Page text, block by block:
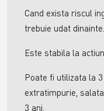
Cand exista riscul
trebuie udat dinainte.
Este stabila la
Poate fi utilizata la
extratimpurie,
3 ani.